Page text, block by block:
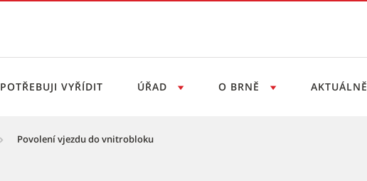
POTŘEBUJI VYŘÍDIT ÚŘAD O BRNĚ AKTUÁLNĚ
Povolení vjezdu do vnitrobloku